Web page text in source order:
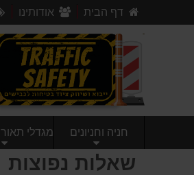
דף הבית אודותינו
חניה וחניונים מגדלי
שאלות נפוצות